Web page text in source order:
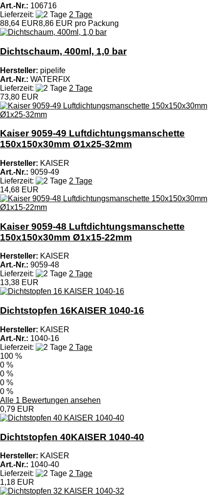
Art.-Nr.: 106716
Lieferzeit:
2 Tage
88,64 EUR8,86 EUR pro Packung
Dichtschaum, 400ml, 1,0 bar
Hersteller: pipelife
Art.-Nr.: WATERFIX
Lieferzeit:
2 Tage
73,80 EUR
Kaiser 9059-49 Luftdichtungsmanschette
150x150x30mm Ø1x25-32mm
Hersteller: KAISER
Art.-Nr.: 9059-49
Lieferzeit:
2 Tage
14,68 EUR
Kaiser 9059-48 Luftdichtungsmanschette
150x150x30mm Ø1x15-22mm
Hersteller: KAISER
Art.-Nr.: 9059-48
Lieferzeit:
2 Tage
13,38 EUR
Dichtstopfen 16KAISER 1040-16
Hersteller: KAISER
Art.-Nr.: 1040-16
Lieferzeit:
2 Tage
100 %
0 %
0 %
0 %
0 %
Alle 1 Bewertungen ansehen
0,79 EUR
Dichtstopfen 40KAISER 1040-40
Hersteller: KAISER
Art.-Nr.: 1040-40
Lieferzeit:
2 Tage
1,18 EUR